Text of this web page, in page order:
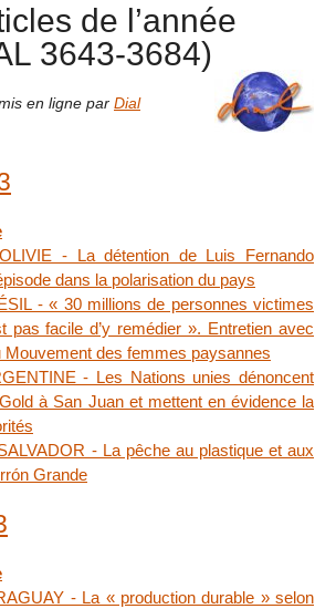
de l’année
3643-3684)
en ligne par Dial
- La détention de Luis Fernando
dans la polarisation du pays
- « 30 millions de personnes victimes
pas facile d’y remédier ». Entretien avec
Mouvement des femmes paysannes
- Les Nations unies dénoncent
à San Juan et mettent en évidence la
- La pêche au plastique et aux
Grande
- La « production durable » selon